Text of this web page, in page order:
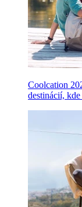
Coolcation
destinácií,